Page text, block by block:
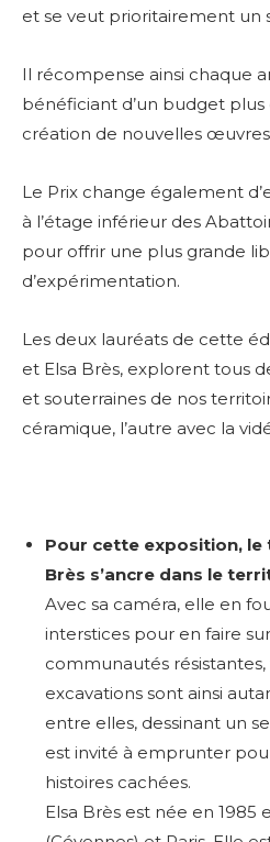
et se veut prioritairement un
Il récompense ainsi chaque
bénéficiant d’un budget
création de nouvelles
Le Prix change également
à l’étage inférieur des
pour offrir une plus grande
d’expérimentation.
Les deux lauréats de cette
et Elsa Brès, explorent tous
et souterraines de nos
céramique, l’autre avec la
Pour cette exposition, le
Brès s’ancre dans le
Avec sa caméra, elle en
interstices pour en faire
communautés résistantes,
excavations sont ainsi
entre elles, dessinant un
est invité à emprunter
histoires cachées.
Elsa Brès est née en 1985